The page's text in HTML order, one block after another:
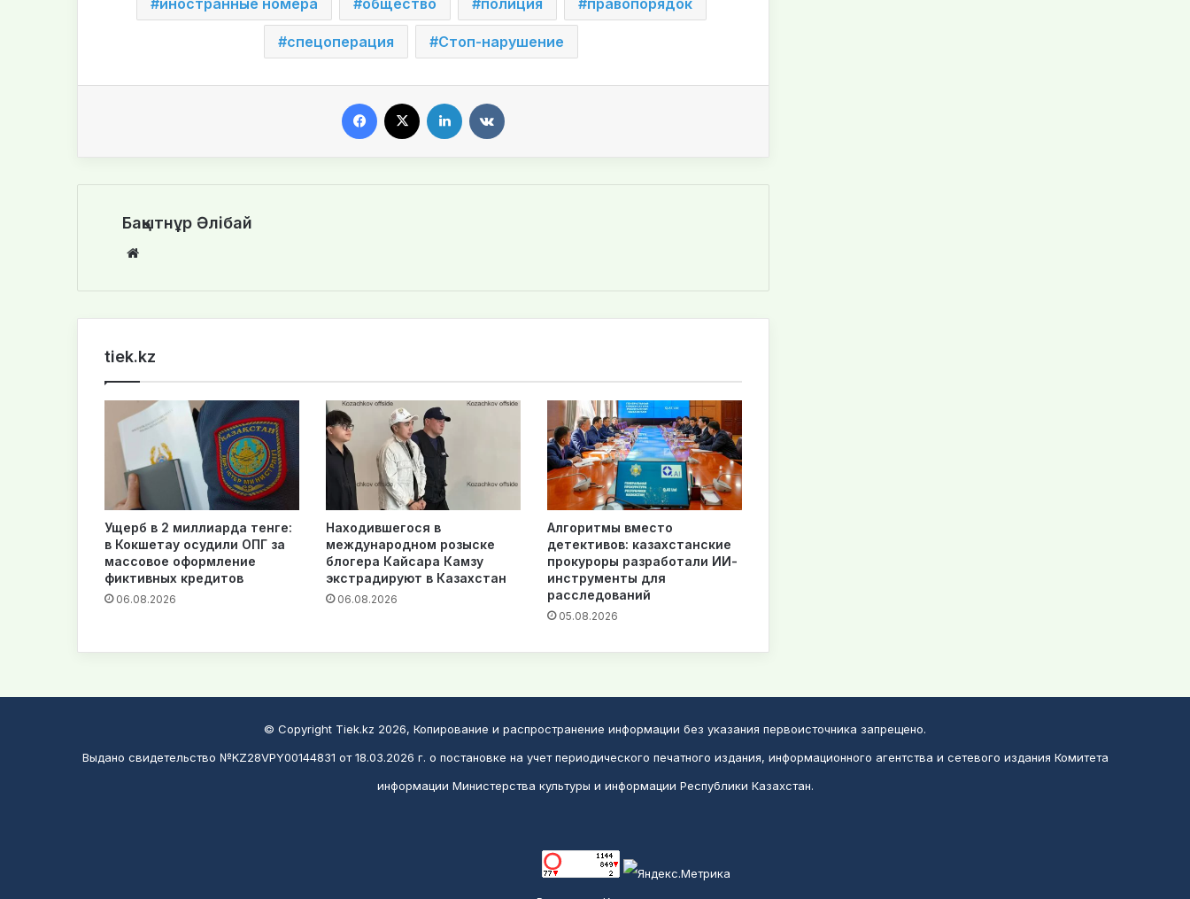
иностранные номера общество полиция правопорядок
спецоперация Стоп-нарушение
Бақытнұр Әлібай
te
tiek.kz
Ущерб в 2 миллиарда тенге:
в Кокшетау осудили ОПГ за
массовое оформление
фиктивных кредитов
06.08.2026
Находившегося в
международном розыске
блогера Кайсара Камзу
экстрадируют в Казахстан
06.08.2026
Алгоритмы вместо
детективов: казахстанские
прокуроры разработали ИИ-
инструменты для
расследований
05.08.2026
© Copyright Tiek.kz 2026, Копирование и распространение информации без указания первоисточника запрещено.
Выдано свидетельство №KZ28VPY00144831 от 18.03.2026 г. о постановке на учет периодического печатного издания, информационного агентства и сетевого издания Комитета
информации Министерства культуры и информации Республики Казахстан.